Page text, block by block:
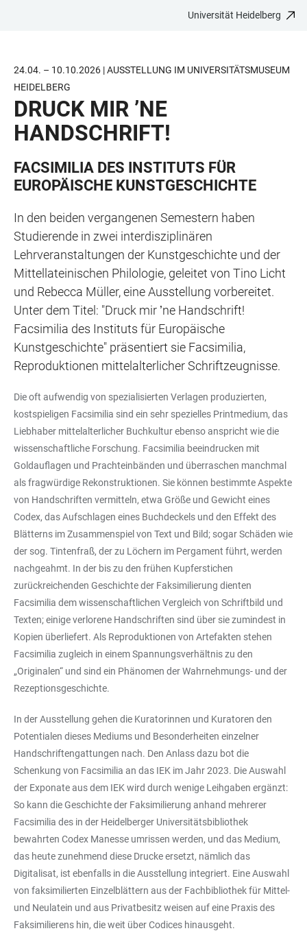
BARRIEREFREIHEIT
Universität Heidelberg
24.04. – 10.10.2026 | AUSSTELLUNG IM UNIVERSITÄTSMUSEUM
HEIDELBERG
DRUCK MIR ’NE
HANDSCHRIFT!
FACSIMILIA DES INSTITUTS FÜR
EUROPÄISCHE KUNSTGESCHICHTE
In den beiden vergangenen Semestern haben
Studierende in zwei interdisziplinären
Lehrveranstaltungen der Kunstgeschichte und der
Mittellateinischen Philologie, geleitet von Tino Licht
und Rebecca Müller, eine Ausstellung vorbereitet.
Unter dem Titel: "Druck mir ʼne Handschrift!
Facsimilia des Instituts für Europäische
Kunstgeschichte" präsentiert sie Facsimilia,
Reproduktionen mittelalterlicher Schriftzeugnisse.
Die oft aufwendig von spezialisierten Verlagen produzierten,
kostspieligen Facsimilia sind ein sehr spezielles Printmedium, das
Liebhaber mittelalterlicher Buchkultur ebenso anspricht wie die
wissenschaftliche Forschung. Facsimilia beeindrucken mit
Goldauflagen und Prachteinbänden und überraschen manchmal
als fragwürdige Rekonstruktionen. Sie können bestimmte Aspekte
von Handschriften vermitteln, etwa Größe und Gewicht eines
Codex, das Aufschlagen eines Buchdeckels und den Effekt des
Blätterns im Zusammenspiel von Text und Bild; sogar Schäden wie
der sog. Tintenfraß, der zu Löchern im Pergament führt, werden
nachgeahmt. In der bis zu den frühen Kupferstichen
zurückreichenden Geschichte der Faksimilierung dienten
Facsimilia dem wissenschaftlichen Vergleich von Schriftbild und
Texten; einige verlorene Handschriften sind über sie zumindest in
Kopien überliefert. Als Reproduktionen von Artefakten stehen
Facsimilia zugleich in einem Spannungsverhältnis zu den
„Originalen“ und sind ein Phänomen der Wahrnehmungs- und der
Rezeptionsgeschichte.
In der Ausstellung gehen die Kuratorinnen und Kuratoren den
Potentialen dieses Mediums und Besonderheiten einzelner
Handschriftengattungen nach. Den Anlass dazu bot die
Schenkung von Facsimilia an das IEK im Jahr 2023. Die Auswahl
der Exponate aus dem IEK wird durch wenige Leihgaben ergänzt:
So kann die Geschichte der Faksimilierung anhand mehrerer
Facsimilia des in der Heidelberger Universitätsbibliothek
bewahrten Codex Manesse umrissen werden, und das Medium,
das heute zunehmend diese Drucke ersetzt, nämlich das
Digitalisat, ist ebenfalls in die Ausstellung integriert. Eine Auswahl
von faksimilierten Einzelblättern aus der Fachbibliothek für Mittel-
und Neulatein und aus Privatbesitz weisen auf eine Praxis des
Faksimilierens hin, die weit über Codices hinausgeht.